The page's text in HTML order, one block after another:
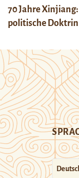
70 Jahre
politische Doktrin